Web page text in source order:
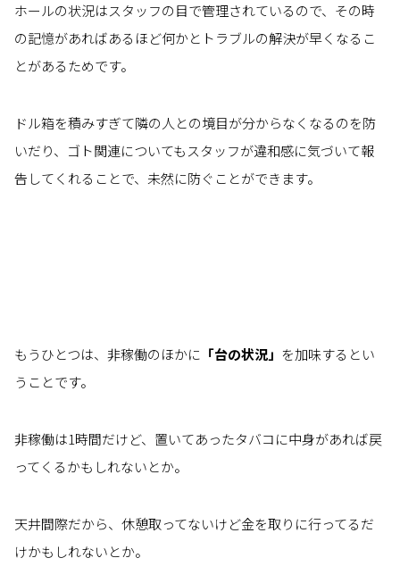
ホールの状況はスタッフの目で管理されているので、その時
の記憶があればあるほど何かとトラブルの解決が早くなるこ
とがあるためです。
ドル箱を積みすぎて隣の人との境目が分からなくなるのを防
いだり、ゴト関連についてもスタッフが違和感に気づいて報
告してくれることで、未然に防ぐことができます。
もうひとつは、非稼働のほかに 「台の状況」 を加味するとい
うことです。
非稼働は1時間だけど、置いてあったタバコに中身があれば戻
ってくるかもしれないとか。
天井間際だから、休憩取ってないけど金を取りに行ってるだ
けかもしれないとか。